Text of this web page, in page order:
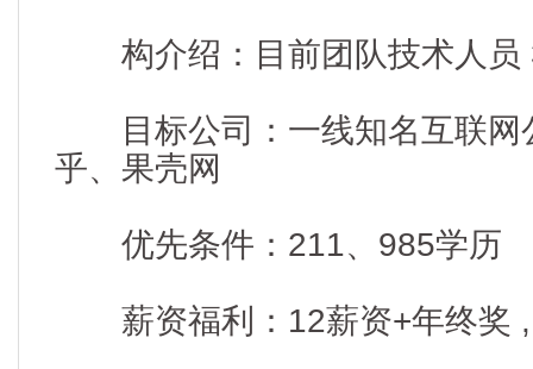
构介绍：目前团队技术人员
目标公司：一线知名互联网
乎、果壳网
优先条件：211、985学历
薪资福利：12薪资+年终奖 ,